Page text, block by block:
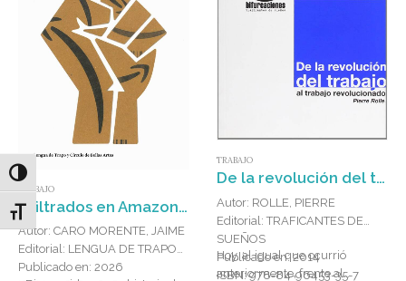
Alternar alto contraste
Alternar tamaño de letra
TRABAJO
Infiltrados en Amazon y Starbucks : Cómo montar un sindicato con todo en contra
Autor: CARO MORENTE, JAIME
Editorial: LENGUA DE TRAPO
Publicado en: 2026
TRABAJO
De la revolución del trabajo al trabajo revolucionado : investigaciones sobre las transformaciones de la Unión Soviética y Rusia
Autor: ROLLE, PIERRE
Editorial: TRAFICANTES DE
SUEÑOS
Publicado en: 2014
ISBN: 978-84-96453-35-7
Hoy, al igual que ocurrió
anteriormente, frente al